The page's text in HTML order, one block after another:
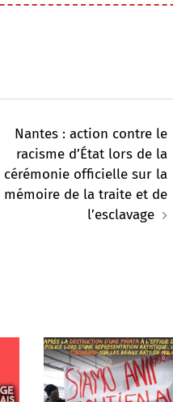
Nantes : action contre le
racisme d’État lors de la
cérémonie officielle sur la
mémoire de la traite et de
l’esclavage